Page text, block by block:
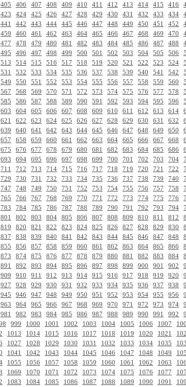
405 406 407 408 409 410 411 412 413 414 415 416
423 424 425 426 427 428 429 430 431 432 433 434
441 442 443 444 445 446 447 448 449 450 451 452
459 460 461 462 463 464 465 466 467 468 469 470
477 478 479 480 481 482 483 484 485 486 487 488
495 496 497 498 499 500 501 502 503 504 505 506
513 514 515 516 517 518 519 520 521 522 523 524
531 532 533 534 535 536 537 538 539 540 541 542
549 550 551 552 553 554 555 556 557 558 559 560
567 568 569 570 571 572 573 574 575 576 577 578
585 586 587 588 589 590 591 592 593 594 595 596
603 604 605 606 607 608 609 610 611 612 613 614
621 622 623 624 625 626 627 628 629 630 631 632
639 640 641 642 643 644 645 646 647 648 649 650
657 658 659 660 661 662 663 664 665 666 667 668
675 676 677 678 679 680 681 682 683 684 685 686
693 694 695 696 697 698 699 700 701 702 703 704
711 712 713 714 715 716 717 718 719 720 721 722
729 730 731 732 733 734 735 736 737 738 739 740
747 748 749 750 751 752 753 754 755 756 757 758
765 766 767 768 769 770 771 772 773 774 775 776
783 784 785 786 787 788 789 790 791 792 793 794
801 802 803 804 805 806 807 808 809 810 811 812
819 820 821 822 823 824 825 826 827 828 829 830
837 838 839 840 841 842 843 844 845 846 847 848
855 856 857 858 859 860 861 862 863 864 865 866
873 874 875 876 877 878 879 880 881 882 883 884
891 892 893 894 895 896 897 898 899 900 901 902
909 910 911 912 913 914 915 916 917 918 919 920
927 928 929 930 931 932 933 934 935 936 937 938
945 946 947 948 949 950 951 952 953 954 955 956
963 964 965 966 967 968 969 970 971 972 973 974
981 982 983 984 985 986 987 988 989 990 991 992
999 1000 1001 1002 1003 1004 1005 1006 1007
1013 1014 1015 1016 1017 1018 1019 1020 1021
1027 1028 1029 1030 1031 1032 1033 1034 1035
1041 1042 1043 1044 1045 1046 1047 1048 1049
1055 1056 1057 1058 1059 1060 1061 1062 1063
1069 1070 1071 1072 1073 1074 1075 1076 1077
1083 1084 1085 1086 1087 1088 1089 1090 1091